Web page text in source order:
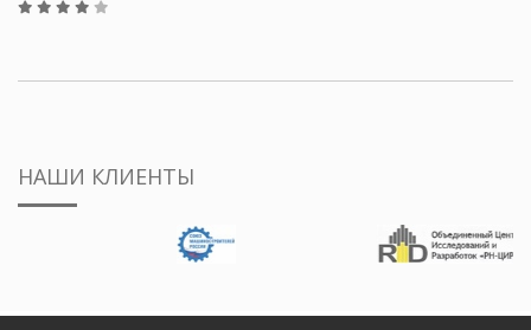
НАШИ КЛИЕНТЫ